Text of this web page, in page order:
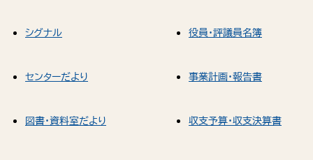
シグナル
センターだより
図書・資料室だより
役員・評議員名簿
事業計画・報告書
収支予算・収支決算書